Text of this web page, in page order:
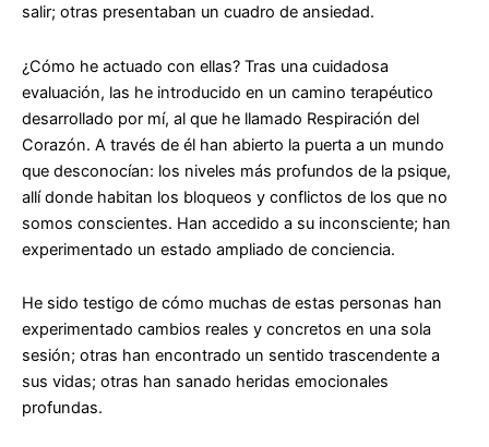
salir; otras presentaban un cuadro de ansiedad.
¿Cómo he actuado con ellas? Tras una cuidadosa
evaluación, las he introducido en un camino terapéutico
desarrollado por mí, al que he llamado Respiración del
Corazón. A través de él han abierto la puerta a un mundo
que desconocían: los niveles más profundos de la psique,
allí donde habitan los bloqueos y conflictos de los que no
somos conscientes. Han accedido a su inconsciente; han
experimentado un estado ampliado de conciencia.
He sido testigo de cómo muchas de estas personas han
experimentado cambios reales y concretos en una sola
sesión; otras han encontrado un sentido trascendente a
sus vidas; otras han sanado heridas emocionales
profundas.